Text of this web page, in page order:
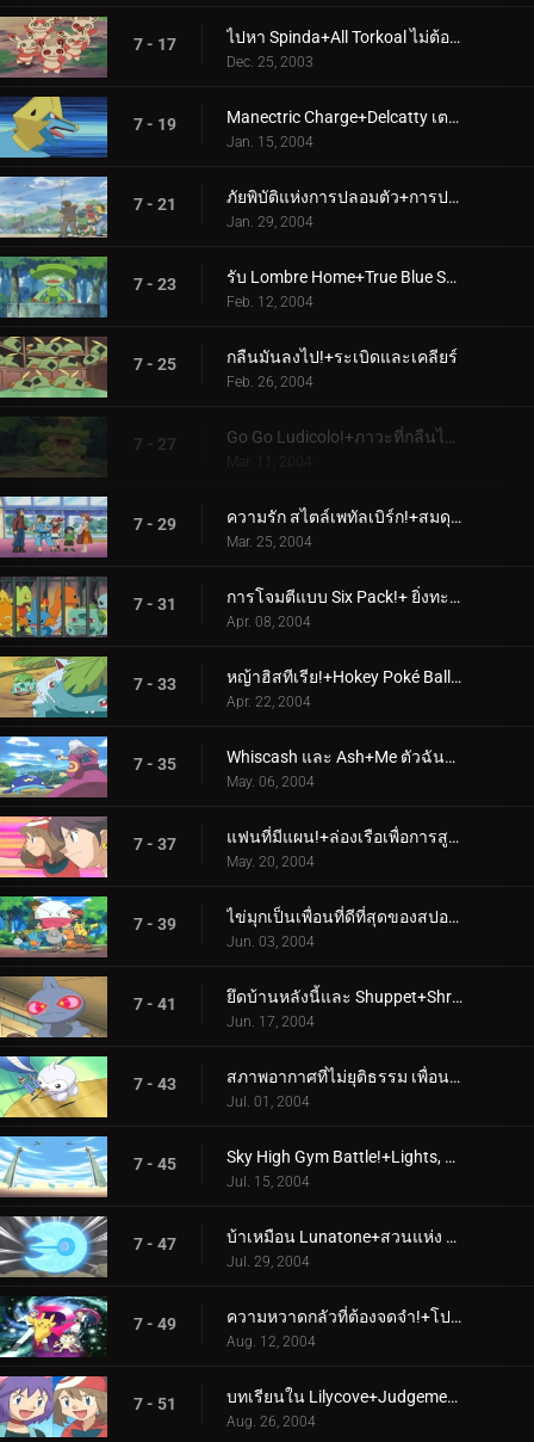
7 - 17 ไปหา Spinda+All Torkoal ไม่ต้องเล่น
Dec. 25, 2003
7 - 19 Manectric Charge+Delcatty เตรียมลิ้นของคุณไว้แล้ว
Jan. 15, 2004
7 - 21 ภัยพิบัติแห่งการปลอมตัว+การปลอมตัวดาขีดจำกัด
Jan. 29, 2004
7 - 23 รับ Lombre Home+True Blue Swablu
Feb. 12, 2004
7 - 25 กลืนมันลงไป!+ระเบิดและเคลียร์
Feb. 26, 2004
7 - 27
Mar. 11, 2004
7 - 29 ความรัก สไตล์เพทัลเบิร์ก!+สมดุลแห่งพลัง
Mar. 25, 2004
7 - 31 การโจมตีแบบ Six Pack!+ ยิ่งทะเลาะกันก็ยิ่งดี
Apr. 08, 2004
7 - 33 หญ้าฮิสทีเรีย!+Hokey Poké Balls!
Apr. 22, 2004
7 - 35 Whiscash และ Ash+Me ตัวฉันและเวลา
May. 06, 2004
7 - 37 แฟนที่มีแผน!+ล่องเรือเพื่อการสูญเสีย
May. 20, 2004
7 - 39 ไข่มุกเป็นเพื่อนที่ดีที่สุดของสปอยก์+แค่กลืนน้ำลายเท่านั้น
Jun. 03, 2004
7 - 41 ยึดบ้านหลังนี้และ Shuppet+Shroomish Skirmish
Jun. 17, 2004
7 - 43 สภาพอากาศที่ไม่ยุติธรรม เพื่อน+ใครกำลังบินอยู่ตอนนี้?
Jul. 01, 2004
7 - 45 Sky High Gym Battle!+Lights, Camerupt, Action!
Jul. 15, 2004
7 - 47 บ้าเหมือน Lunatone+สวนแห่ง Eatin'
Jul. 29, 2004
7 - 49 ความหวาดกลัวที่ต้องจดจำ!+โปเกบล็อก, สต็อค และเบอร์รี่
Aug. 12, 2004
7 - 51 บทเรียนใน Lilycove+Judgement Day
Aug. 26, 2004